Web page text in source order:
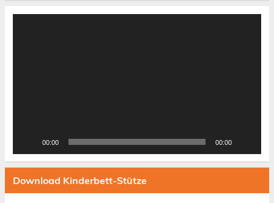
00:00 00:00
Download Kinderbett-Stütze